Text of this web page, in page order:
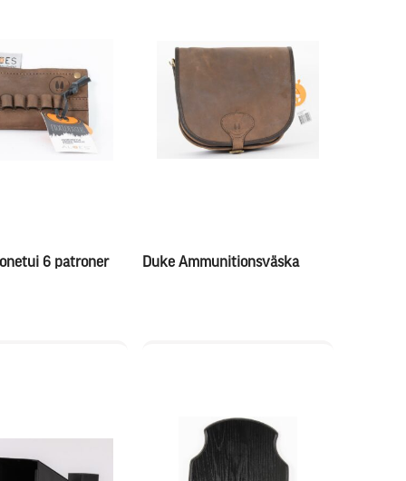
6 patroner Duke Ammunitionsväska